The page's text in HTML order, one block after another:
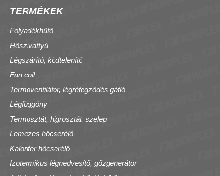
TERMÉKEK
Folyadékhűtő
Hőszivattyú
Légszárító, ködtelenítő
Fan coil
Termoventilátor, légrétegződés gátló
Légfüggöny
Termosztát, higrosztát, szelep
Lemezes hőcserélő
Kalorifer hőcserélő
Izotermikus légnedvesítő, gőzgenerátor